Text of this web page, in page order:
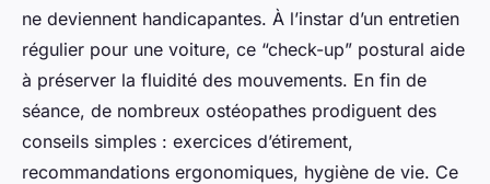
ne deviennent handicapantes. À l’instar d’un entretien
régulier pour une voiture, ce “check-up” postural aide
à préserver la fluidité des mouvements. En fin de
séance, de nombreux ostéopathes prodiguent des
conseils simples : exercices d’étirement,
recommandations ergonomiques, hygiène de vie. Ce